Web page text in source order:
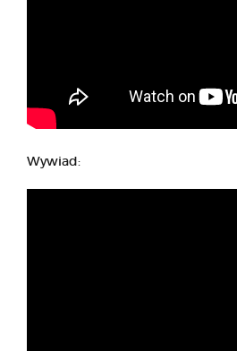
Wywiad: